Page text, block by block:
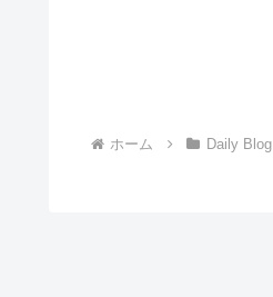
ホーム Daily Blog